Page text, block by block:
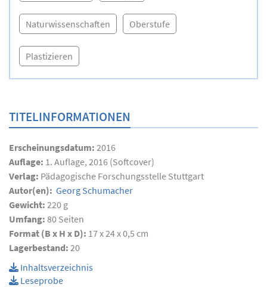
Naturwissenschaften Oberstufe
Plastizieren
TITELINFORMATIONEN
Erscheinungsdatum: 2016
Auflage: 1. Auflage, 2016 (Softcover)
Verlag: Pädagogische Forschungsstelle Stuttgart
Autor(en): Georg Schumacher
Gewicht: 220 g
Umfang: 80 Seiten
Format (B x H x D): 17 x 24 x 0,5 cm
Lagerbestand: 20
Inhaltsverzeichnis
Leseprobe